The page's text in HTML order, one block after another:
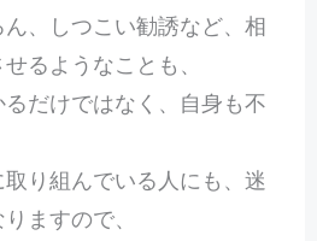
、しつこい勧誘など、相
るようなことも、
だけではなく、自身も不
り組んでいる人にも、迷
ますので、